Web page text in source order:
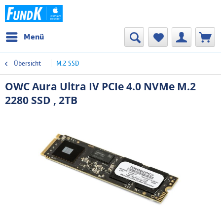
Menü
Übersicht M.2 SSD
OWC Aura Ultra IV PCIe 4.0 NVMe M.2
2280 SSD , 2TB